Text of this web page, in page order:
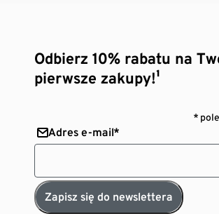
Odbierz 10% rabatu na
pierwsze zakupy!¹
*
Adres e-mail*
Zapisz się do newslettera